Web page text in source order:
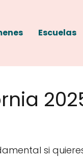
Escuelas
si